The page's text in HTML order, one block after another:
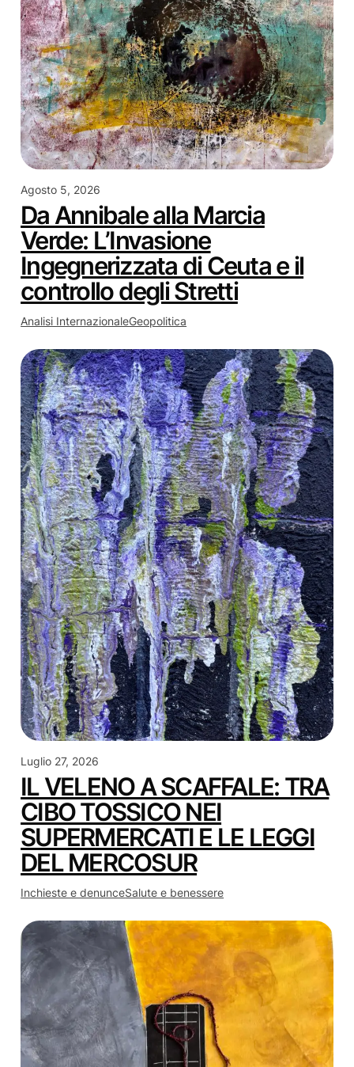
Agosto 5, 2026
Da Annibale alla Marcia
Verde: L’Invasione
Ingegnerizzata di Ceuta e il
controllo degli Stretti
Analisi InternazionaleGeopolitica
Luglio 27, 2026
IL VELENO A SCAFFALE: TRA
CIBO TOSSICO NEI
SUPERMERCATI E LE LEGGI
DEL MERCOSUR
Inchieste e denunceSalute e benessere